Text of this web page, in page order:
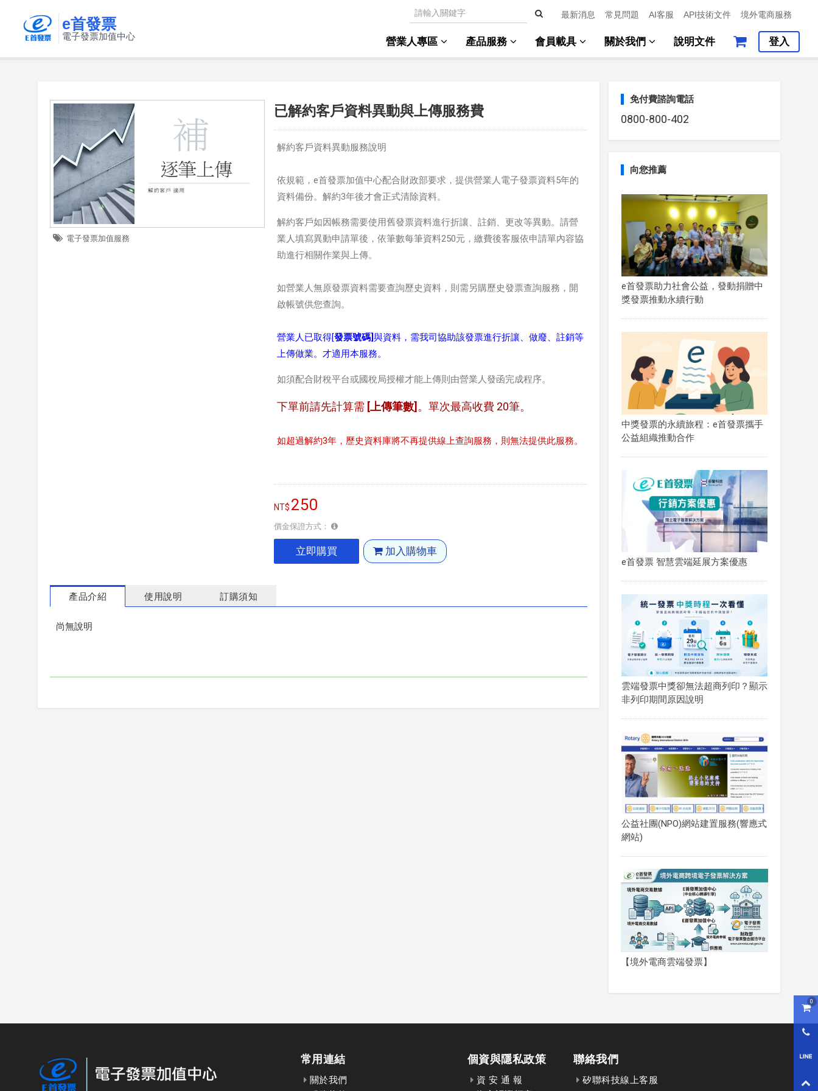
購
0
回
e首發票
電子發票加值中心
最新消息 常見問題 AI客服 API技術文件 境外電商服務
營業人專區 產品服務 會員載具 關於我們 說明文件 登入
電子發票加值服務
已解約客戶資料異動與上傳服務費
解約客戶資料異動服務說明
依規範， e首發票加值中心配合財政部要求，提供營業人電子發票資料5年的
資料備份。解約3年後才會正式清除資料。
解約客戶如因帳務需要使用舊發票資料進行折讓、註銷、更改等異動。請營
業人填寫異動申請單後，依筆數每筆資料250元，繳費後客服依申請單內容協
助進行相關作業與上傳。
如營業人無原發票資料需要查詢歷史資料，則需另購歷史發票查詢服務，開
啟帳號供您查詢。
營業人已取得[發票號碼]與資料，需我司協助該發票進行折讓、做廢、註銷等
上傳做業。才適用本服務。
如須配合財稅平台或國稅局授權才能上傳則由營業人發函完成程序。
下單前請先計算需 [上傳筆數] 。單次最高收費 20筆。
如超過解約3年，歷史資料庫將不再提供線上查詢服務，則無法提供此服務。
250
價金保證方式：
立即購買 加入購物車
產品介紹 使用說明 訂購須知
尚無說明
免付費諮詢電話
0800-800-402
向您推薦
e首發票助力社會公益，發動捐贈中
獎發票推動永續行動
中獎發票的永續旅程：e首發票攜手
公益組織推動合作
e首發票 智慧雲端延展方案優惠
雲端發票中獎卻無法超商列印？顯示
非列印期間原因說明
公益社團(NPO)網站建置服務(響應式
網站)
【境外電商雲端發票】
常用連結
關於我們
個資與隱私政策
資 安 通 報
聯絡我們
矽聯科技線上客服